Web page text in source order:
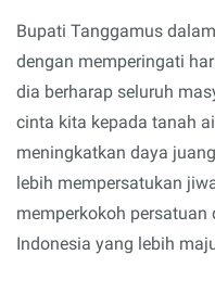
Bupati Tanggamus
dengan memperingati
dia berharap seluruh
cinta kita kepada tanah
meningkatkan daya
lebih mempersatukan
memperkokoh
Indonesia yang lebih